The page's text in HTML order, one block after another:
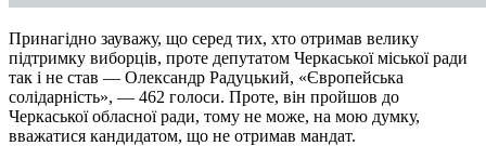
Принагідно зауважу, що серед тих, хто отримав велику
підтримку виборців, проте депутатом Черкаської міської ради
так і не став — Олександр Радуцький, «Європейська
солідарність», — 462 голоси. Проте, він пройшов до
Черкаської обласної ради, тому не може, на мою думку,
вважатися кандидатом, що не отримав мандат.